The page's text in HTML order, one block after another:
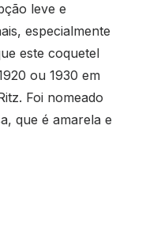
leve e
especialmente
este coquetel
ou 1930 em
Foi nomeado
que é amarela e